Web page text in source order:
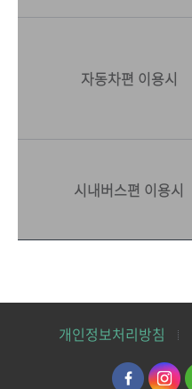
자동차편 이용시
시내버스편 이용시
개인정보처리방침